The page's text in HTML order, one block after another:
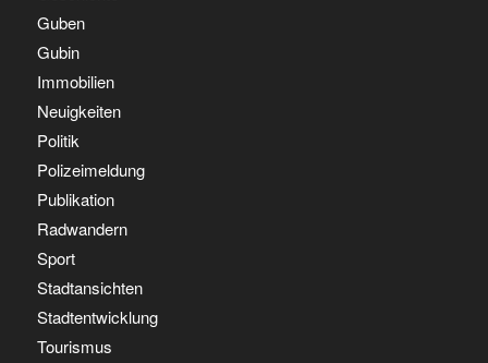
Guben
Gubin
Immobilien
Neuigkeiten
Politik
Polizeimeldung
Publikation
Radwandern
Sport
Stadtansichten
Stadtentwicklung
Tourismus